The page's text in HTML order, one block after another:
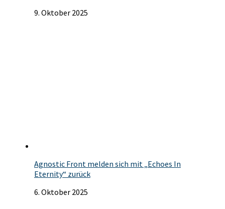
9. Oktober 2025
Agnostic Front melden sich mit „Echoes In
Eternity“ zurück
6. Oktober 2025